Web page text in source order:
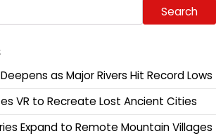
Search
as Major Rivers Hit Record Lows
VR to Recreate Lost Ancient Cities
Expand to Remote Mountain Villages